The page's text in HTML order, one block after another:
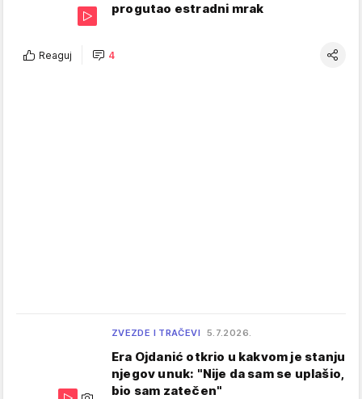
progutao estradni mrak
Reaguj 4
ZVEZDE I TRAČEVI 5.7.2026.
Era Ojdanić otkrio u kakvom je stanju
njegov unuk: "Nije da sam se uplašio,
bio sam zatečen"